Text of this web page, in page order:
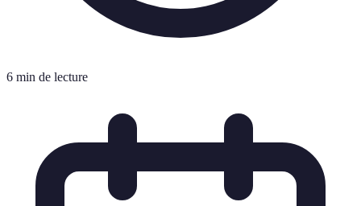
6 min de lecture